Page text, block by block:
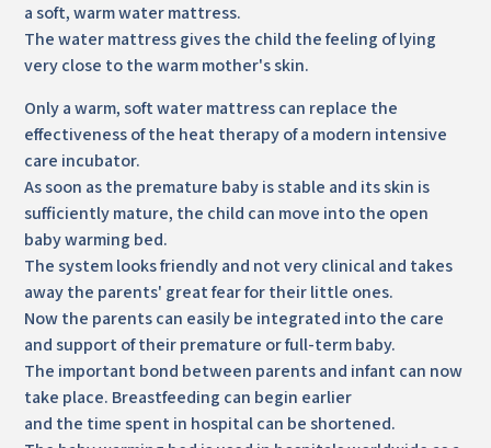
a soft, warm water mattress.
The water mattress gives the child the feeling of lying
very close to the warm mother's skin.
Only a warm, soft water mattress can replace the
effectiveness of the heat therapy of a modern intensive
care incubator.
As soon as the premature baby is stable and its skin is
sufficiently mature, the child can move into the open
baby warming bed.
The system looks friendly and not very clinical and takes
away the parents' great fear for their little ones.
Now the parents can easily be integrated into the care
and support of their premature or full-term baby.
The important bond between parents and infant can now
take place. Breastfeeding can begin earlier
and the time spent in hospital can be shortened.